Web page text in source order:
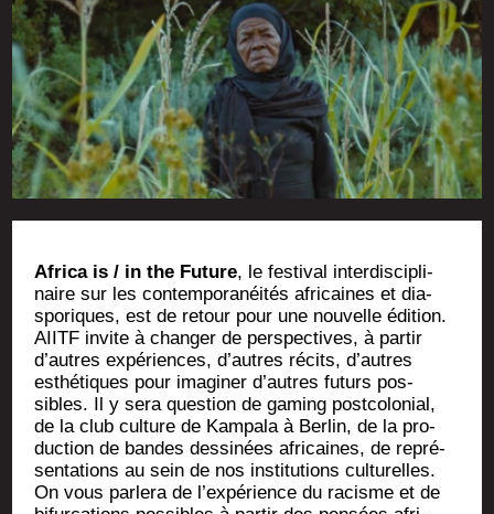
Afri­ca is / in the Future, le fes­ti­val inter­dis­ci­pli­
naire sur les contem­po­ra­néi­tés afri­caines et dia­
spo­riques, est de retour pour une nou­velle édi­tion.
AIITF invite à chan­ger de pers­pec­tives, à par­tir
d’autres expé­riences, d’autres récits, d’autres
esthé­tiques pour ima­gi­ner d’autres futurs pos­
sibles. Il y sera ques­tion de gaming post­co­lo­nial,
de la club culture de Kam­pa­la à Ber­lin, de la pro­
duc­tion de bandes des­si­nées afri­caines, de repré­
sen­ta­tions au sein de nos ins­ti­tu­tions cultu­relles.
On vous par­le­ra de l’expérience du racisme et de